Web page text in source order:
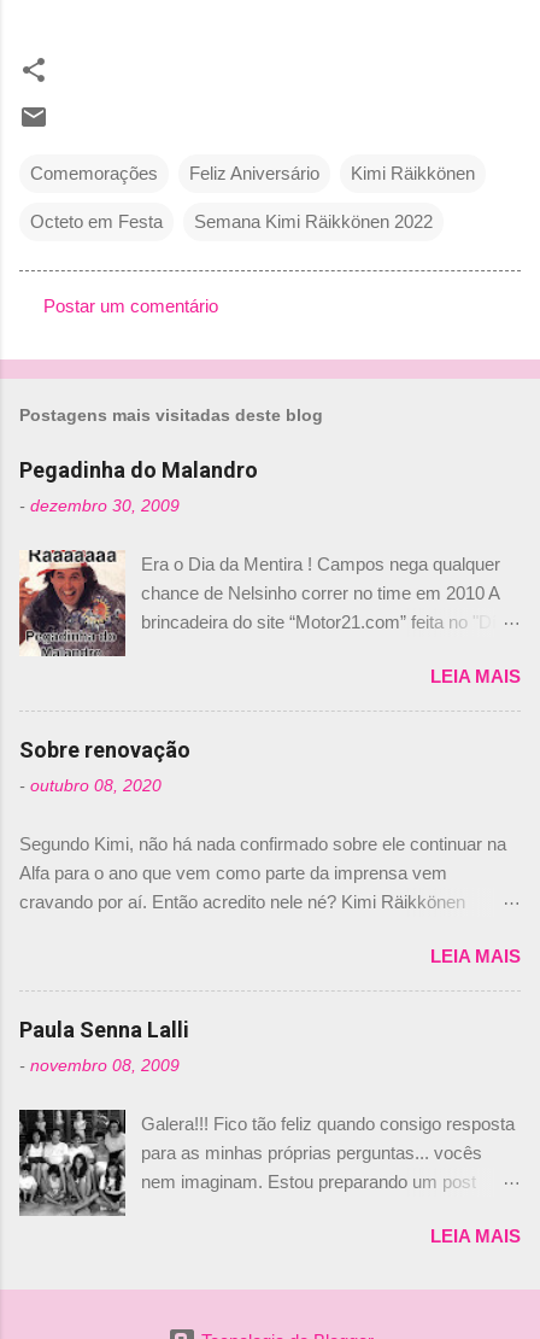
Comemorações Feliz Aniversário Kimi Räikkönen
Octeto em Festa Semana Kimi Räikkönen 2022
o
n
t
r
i
o
Postar um comentário
Postagens mais visitadas deste blog
Pegadinha do Malandro
- dezembro 30, 2009
Era o Dia da Mentira ! Campos nega qualquer
chance de Nelsinho correr no time em 2010 A
brincadeira do site “Motor21.com” feita no "Día
de abril –, afirmando que Nelson Piquet havia
comprado 15% das ações da Campos, dando,
com isso, um lugar no time a Nelsinho Piquet,
foi esclarecida de uma vez por todas por
Daniele Audetto, diretor da escuderia. O
não será o companheiro de Bruno Senna em
2010. "Na verdade, nós recebemos uma oferta
de Piquet", admitiu Audetto. “Mas depois de ter
dois brasileiros”, explicou, dizendo ainda que
não tem nada contra o filho do tricampeão
Nelson Piquet. “Ele é um bom piloto, rápido e
experiente.” Audetto disse ainda que a suposta
não corresponde à realidade. “O suposto 15%
de investimento seria menor do que aquilo que
outros pilotos podem trazer: italianos, r...
LEIA MAIS
Sobre renovação
- outubro 08, 2020
Segundo Kimi, não há nada confirmado sobre ele continuar na
Alfa para o ano que vem como parte da imprensa vem
cravando por aí. Então acredito nele né? Kimi Räikkönen
truth but I’ve never had an option in my contract so that’s
should, pretty much, tell you that it’s not true." #Kimi7 #EifelGP
#AlfaRomeoRacing pic.twitter.com/77EDVn39Ia — Kimi
Romain falando sobre o fato do Iceman estar há tantos anos na
@RGrosjean ! #EifelGP 🇩🇪 #F1
pic.twitter.com/GSAu1LWnwW — Formula 1 (@F1) October 8,
2020 Beijinhos, Ludy
LEIA MAIS
Paula Senna Lalli
- novembro 08, 2009
Galera!!! Fico tão feliz quando consigo resposta
para as minhas próprias perguntas... vocês
nem imaginam. Estou preparando um post
nunca falei sobre ela, aqui no Octeto. No meio
aqui: Na época, rendeu um burburinho, porque
LEIA MAIS